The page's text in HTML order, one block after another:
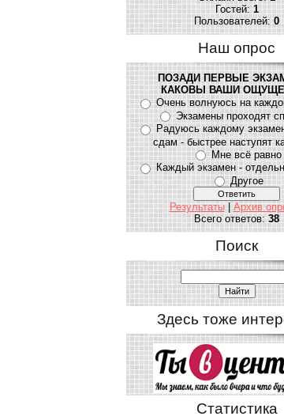
Гостей:1
Пользователей:0
Наш опрос
ПОЗАДИ ПЕРВЫЕ
КАКОВЫ ВАШИ
Очень волнуюсь на
Экзамены проходят
Радуюсь каждому
сдам - быстрее наступят
Мне всё равно
Каждый экзамен -
Другое
Результаты|Архив
Всего ответов:38
Поиск
Здесь тоже
Статистика